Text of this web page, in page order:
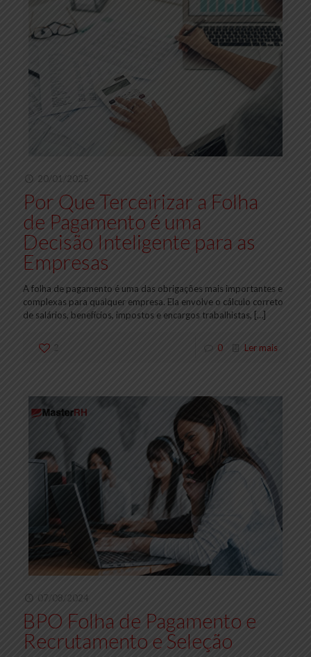
20/01/2025
Por Que Terceirizar a Folha
de Pagamento é uma
Decisão Inteligente para as
Empresas
A folha de pagamento é uma das obrigações mais importantes e
complexas para qualquer empresa. Ela envolve o cálculo correto
de salários, benefícios, impostos e encargos trabalhistas, […]
2 0 Ler mais
07/08/2024
BPO Folha de Pagamento e
Recrutamento e Seleção